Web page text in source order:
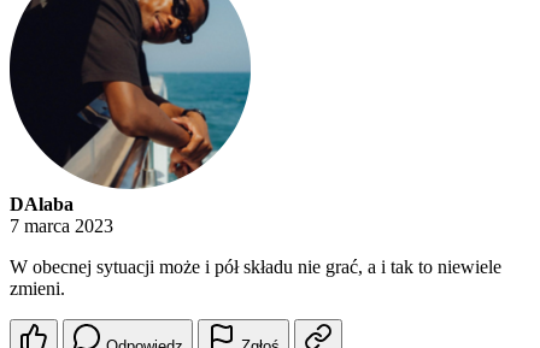
DAlaba
7 marca 2023
W obecnej sytuacji może i pół składu nie grać, a i tak to niewiele
zmieni.